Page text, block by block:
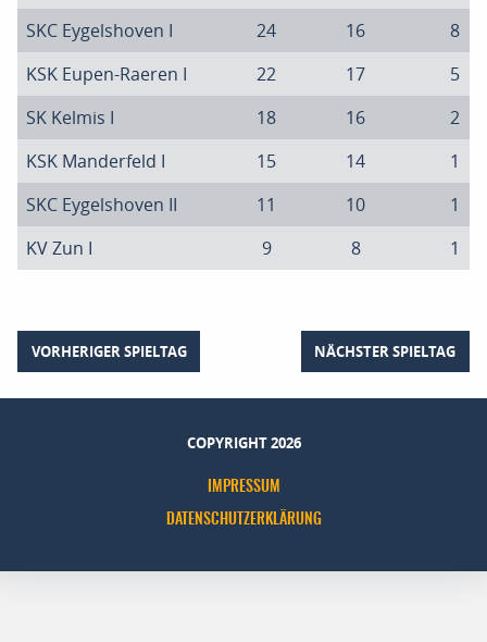
SKC Eygelshoven I
24 16
8
KSK Eupen-Raeren I
22 17
5
SK Kelmis I
18 16
2
KSK Manderfeld I
15 14
1
SKC Eygelshoven II
11 10
1
KV Zun I
9 8 1
VORHERIGER SPIELTAG NÄCHSTER SPIELTAG
COPYRIGHT 2026
IMPRESSUM
DATENSCHUTZERKLÄRUNG